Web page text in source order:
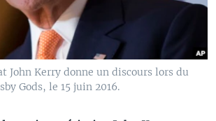
John Kerry donne un discours lors du
Gods, le 15 juin 2016.